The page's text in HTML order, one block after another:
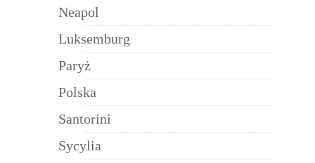
Neapol
Luksemburg
Paryż
Polska
Santorini
Sycylia